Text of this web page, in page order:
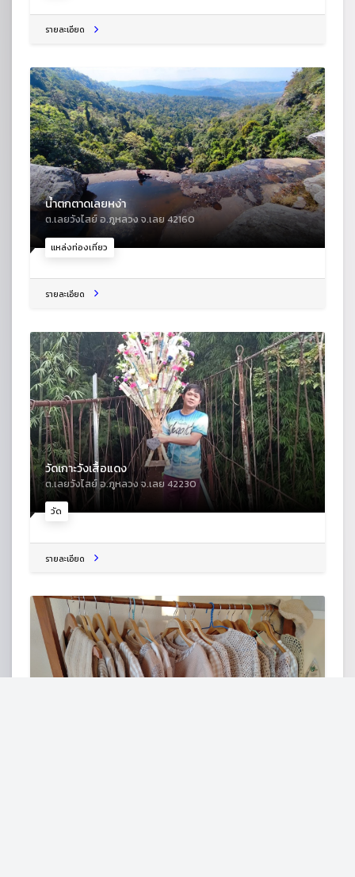
รายละเอียด
แหล่งท่องเที่ยว
น้ำตกตาดเลยหง่า
ต.เลยวังไสย์ อ.ภูหลวง จ.เลย 42160
รายละเอียด
วัด
วัดเกาะวังเสื้อแดง
ต.เลยวังไสย์ อ.ภูหลวง จ.เลย 42230
รายละเอียด